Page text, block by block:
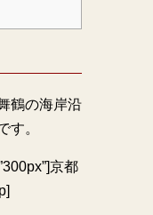
鶴の海岸沿
す。
京都